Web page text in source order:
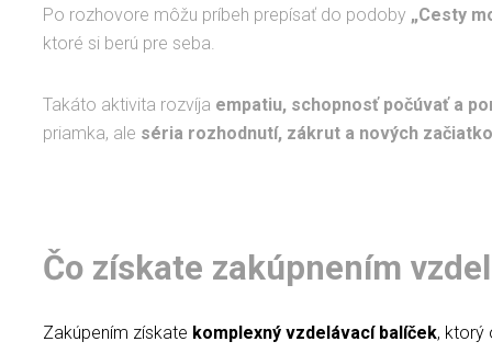
Po rozhovore môžu príbeh prepísať do podoby „Cesty
ktoré si berú pre seba.
Takáto aktivita rozvíja empatiu, schopnosť počúvať a
priamka, ale séria rozhodnutí, zákrut a nových
Čo získate zakúpnením
Zakúpením získate komplexný vzdelávací balíček, ktorý